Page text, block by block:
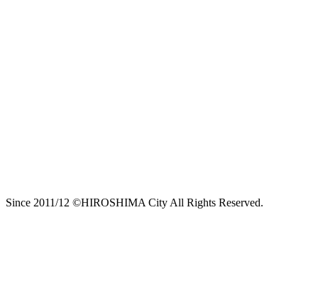
Since 2011/12 ©HIROSHIMA City All Rights Reserved.